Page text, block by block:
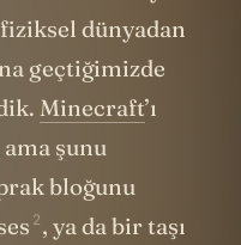
dünyadan
geçtiğimizde
Minecraft’ı
şunu
bloğunu
2, ya da bir taşı